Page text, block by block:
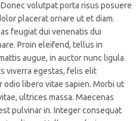
volutpat porta risus posuere
placerat ornare ut et diam.
feugiat dui venenatis dui
Proin eleifend, tellus in
augue, in auctor nunc ligula
viverra egestas, felis elit
libero vitae sapien. Morbi ut
ultrices massa. Maecenas
pulvinar in. Integer consequat